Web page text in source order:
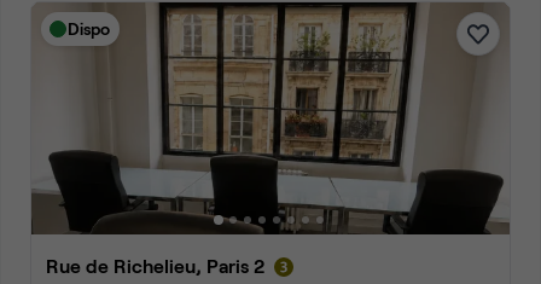
Dispo
Rue de Richelieu, Paris 2